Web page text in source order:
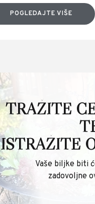
POGLEDAJTE VIŠE
TRAŽITE
ISTRAŽITE
Vaše biljke biti
zadovoljne